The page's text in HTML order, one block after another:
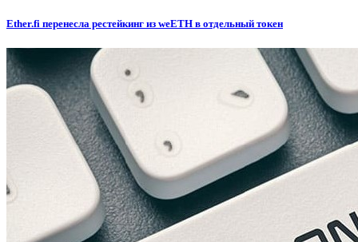
Ether.fi перенесла рестейкинг из weETH в отдельный токен